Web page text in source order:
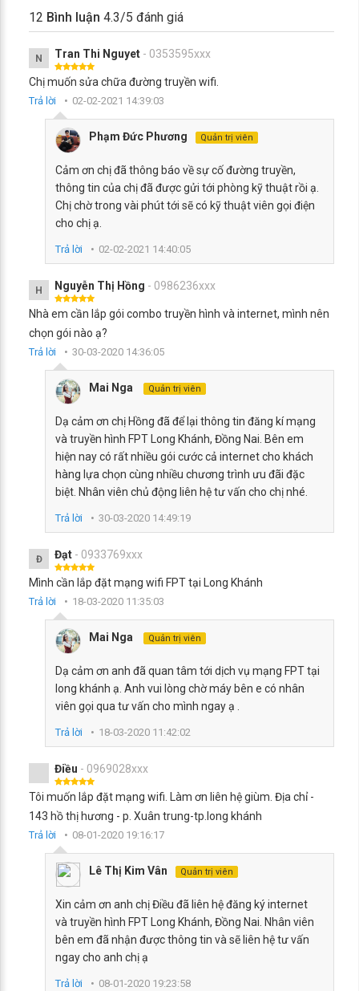
12 Bình luận 4.3/5 đánh giá
N Tran Thi Nguyet - 0353595xxx
Chị muốn sửa chữa đường truyền wifi.
Trả lời 02-02-2021 14:39:03
Phạm Đức Phương Quản trị viên
Cảm ơn chị đã thông báo về sự cố đường truyền,
thông tin của chị đã được gửi tới phòng kỹ thuật rồi ạ.
Chị chờ trong vài phút tới sẽ có kỹ thuật viên gọi điện
cho chị ạ.
Trả lời 02-02-2021 14:40:05
H Nguyễn Thị Hồng - 0986236xxx
Nhà em cần lắp gói combo truyền hình và internet, mình nên
chọn gói nào ạ?
Trả lời 30-03-2020 14:36:05
Mai Nga Quản trị viên
Dạ cảm ơn chị Hồng đã để lại thông tin đăng kí mạng
và truyền hình FPT Long Khánh, Đồng Nai. Bên em
hiện nay có rất nhiều gói cước cả internet cho khách
hàng lựa chọn cùng nhiều chương trình ưu đãi đặc
biệt. Nhân viên chủ động liên hệ tư vấn cho chị nhé.
Trả lời 30-03-2020 14:49:19
Đ Đạt - 0933769xxx
Mình cần lắp đặt mạng wifi FPT tại Long Khánh
Trả lời 18-03-2020 11:35:03
Mai Nga Quản trị viên
Dạ cảm ơn anh đã quan tâm tới dịch vụ mạng FPT tại
long khánh ạ. Anh vui lòng chờ máy bên e có nhân
viên gọi qua tư vấn cho mình ngay ạ .
Trả lời 18-03-2020 11:42:02
Điều - 0969028xxx
Tôi muốn lắp đặt mạng wifi. Làm ơn liên hệ giùm. Địa chỉ -
143 hồ thị hương - p. Xuân trung-tp.long khánh
Trả lời 08-01-2020 19:16:17
Lê Thị Kim Vân Quản trị viên
Xin cảm ơn anh chị Điều đã liên hệ đăng ký internet
và truyền hình FPT Long Khánh, Đồng Nai. Nhân viên
bên em đã nhận được thông tin và sẽ liên hệ tư vấn
ngay cho anh chị ạ
Trả lời 08-01-2020 19:23:58